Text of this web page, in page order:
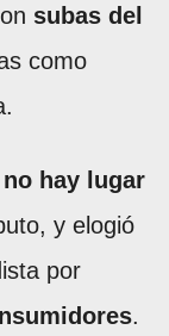
subas del
como
hay lugar
y elogió
por
.